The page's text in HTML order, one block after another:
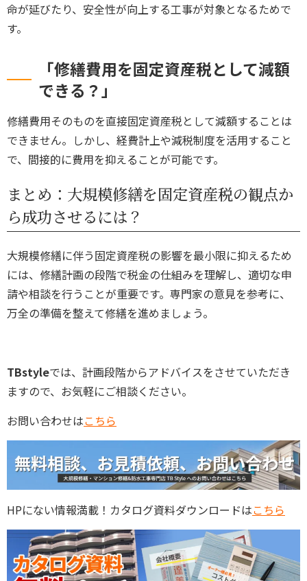
命が延びたり、安全性が向上する工事が対象となるためで
す。
「修繕費用を固定資産税として減額
できる？」
修繕費用そのものを直接固定資産税として減額することは
できません。しかし、経費計上や減税制度を活用すること
で、間接的に費用を抑えることが可能です。
まとめ：大規模修繕を固定資産税の観点か
ら成功させるには？
大規模修繕に伴う固定資産税の影響を最小限に抑えるため
には、修繕計画の段階で税金の仕組みを理解し、適切な申
請や相談を行うことが重要です。専門家の意見を参考に、
万全の準備を整えて修繕を進めましょう。
TBstyleでは、計画段階からアドバイスをさせていただき
ますので、お気軽にご相談ください。
お問い合わせはこちら
HPにない情報満載！カタログ資料ダウンロードはこちら